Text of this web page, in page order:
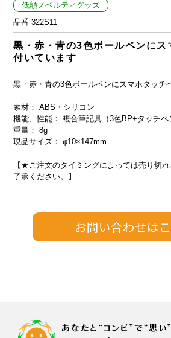
低額ノベルティグッズ
品番 322S11
黒・赤・青の3色ボールペンにス
付いています
黒・赤・青の3色ボールペンにスマホタッチ
素材： ABS・シリコン
機能、性能： 複合筆記具（3色BP+タッチペ
重量： 8g
現品サイズ： φ10×147mm
【★ご注文のタイミングによっては売り切
了承ください。】